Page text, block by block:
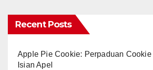
Recent Posts
Apple Pie Cookie: Perpaduan
Isian Apel